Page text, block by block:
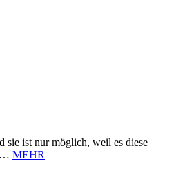
sie ist nur möglich, weil es diese
MEHR